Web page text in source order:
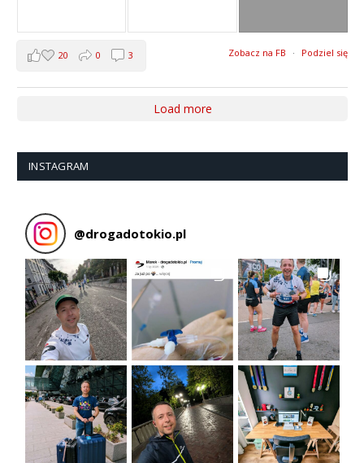
Zobacz na FB · Podziel się
20 0 3
Load more
INSTAGRAM
@drogadotokio.pl